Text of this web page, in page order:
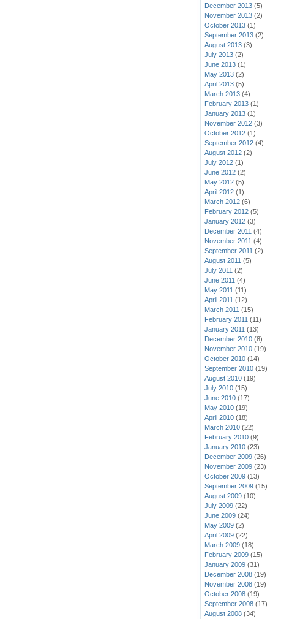
December 2013 (5)
November 2013 (2)
October 2013 (1)
September 2013 (2)
August 2013 (3)
July 2013 (2)
June 2013 (1)
May 2013 (2)
April 2013 (5)
March 2013 (4)
February 2013 (1)
January 2013 (1)
November 2012 (3)
October 2012 (1)
September 2012 (4)
August 2012 (2)
July 2012 (1)
June 2012 (2)
May 2012 (5)
April 2012 (1)
March 2012 (6)
February 2012 (5)
January 2012 (3)
December 2011 (4)
November 2011 (4)
September 2011 (2)
August 2011 (5)
July 2011 (2)
June 2011 (4)
May 2011 (11)
April 2011 (12)
March 2011 (15)
February 2011 (11)
January 2011 (13)
December 2010 (8)
November 2010 (19)
October 2010 (14)
September 2010 (19)
August 2010 (19)
July 2010 (15)
June 2010 (17)
May 2010 (19)
April 2010 (18)
March 2010 (22)
February 2010 (9)
January 2010 (23)
December 2009 (26)
November 2009 (23)
October 2009 (13)
September 2009 (15)
August 2009 (10)
July 2009 (22)
June 2009 (24)
May 2009 (2)
April 2009 (22)
March 2009 (18)
February 2009 (15)
January 2009 (31)
December 2008 (19)
November 2008 (19)
October 2008 (19)
September 2008 (17)
August 2008 (34)